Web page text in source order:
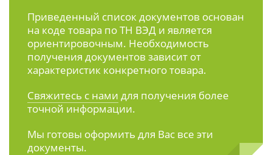
Приведенный список документов основан
на коде товара по ТН ВЭД и является
ориентировочным. Необходимость
получения документов зависит от
характеристик конкретного товара.
Свяжитесь с нами для получения более
точной информации.
Мы готовы оформить для Вас все эти
документы.